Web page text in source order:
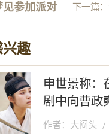
见参加派对 下一篇：
兴趣
申世景称：
剧中向曹政
作者：大闷头